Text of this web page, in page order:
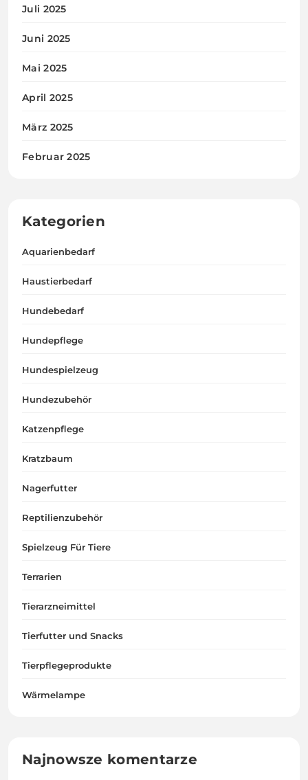
Juli 2025
Juni 2025
Mai 2025
April 2025
März 2025
Februar 2025
Kategorien
Aquarienbedarf
Haustierbedarf
Hundebedarf
Hundepflege
Hundespielzeug
Hundezubehör
Katzenpflege
Kratzbaum
Nagerfutter
Reptilienzubehör
Spielzeug Für Tiere
Terrarien
Tierarzneimittel
Tierfutter und Snacks
Tierpflegeprodukte
Wärmelampe
Najnowsze komentarze